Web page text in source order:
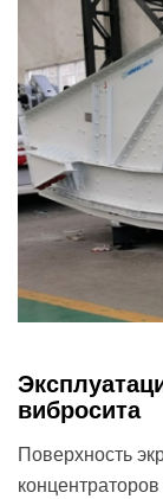
вибросита
Поверхность